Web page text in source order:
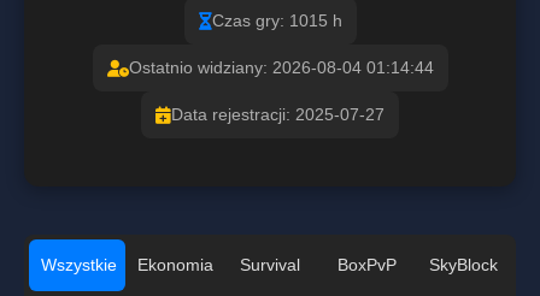
Czas gry: 1015 h
Ostatnio widziany: 2026-08-04 01:14:44
Data rejestracji: 2025-07-27
Wszystkie Ekonomia Survival BoxPvP SkyBlock